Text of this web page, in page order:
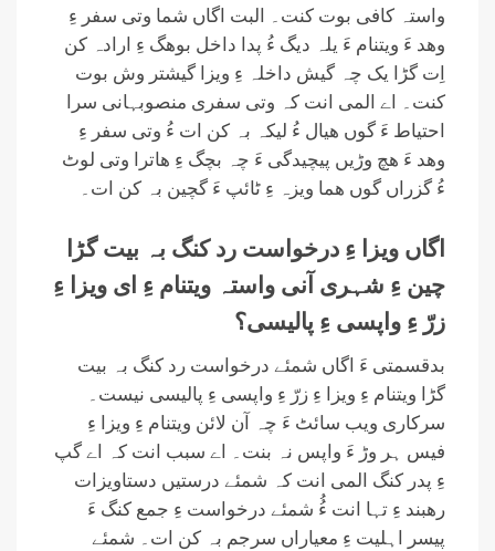
واستہ کافی بوت کنت۔ البت اگاں شما وتی سفر ءِ
وھد ءَ ویتنام ءَ یلہ دیگ ءُ پدا داخل بوھگ ءِ ارادہ کن
اِت گڑا یک چہ گیش داخلہ ءِ ویزا گیشتر وش بوت
کنت۔ اے المی انت کہ وتی سفری منصوبہانی سرا
احتیاط ءَ گوں ھیال ءُ لیکہ بہ کن ات ءُ وتی سفر ءِ
وھد ءَ ھچ وڑیں پیچیدگی ءَ چہ بچگ ءِ ھاترا وتی لوٹ
ءُ گزراں گوں ھما ویزہ ءِ ٹائپ ءَ گچین بہ کن ات۔
اگاں ویزا ءِ درخواست رد کنگ بہ بیت گڑا
چین ءِ شہری آنی واستہ ویتنام ءِ ای ویزا ءِ
زرّ ءِ واپسی ءِ پالیسی؟
بدقسمتی ءَ اگاں شمئے درخواست رد کنگ بہ بیت
گڑا ویتنام ءِ ویزا ءِ زرّ ءِ واپسی ءِ پالیسی نیست۔
سرکاری ویب سائٹ ءَ چہ آن لائن ویتنام ءِ ویزا ءِ
فیس ہر وڑ ءَ واپس نہ بنت۔ اے سبب انت کہ اے گپ
ءِ پدر کنگ المی انت کہ شمئے درستیں دستاویزات
رھبند ءِ تہا انت ءُُ شمئے درخواست ءِ جمع کنگ ءَ
پیسر اہلیت ءِ معیاراں سرجم بہ کن ات۔ شمئے